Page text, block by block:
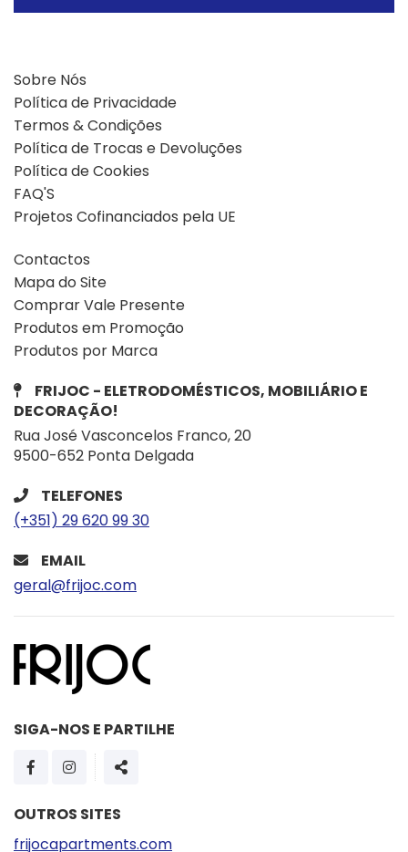
Sobre Nós
Política de Privacidade
Termos & Condições
Política de Trocas e Devoluções
Política de Cookies
FAQ'S
Projetos Cofinanciados pela UE
Contactos
Mapa do Site
Comprar Vale Presente
Produtos em Promoção
Produtos por Marca
FRIJOC - ELETRODOMÉSTICOS, MOBILIÁRIO E
DECORAÇÃO!
Rua José Vasconcelos Franco, 20
9500-652 Ponta Delgada
TELEFONES
(+351) 29 620 99 30
EMAIL
geral@frijoc.com
SIGA-NOS E PARTILHE
PÁGINA DO FACEBOOK
PÁGINA DO INSTAGRAM
SHARE
OUTROS SITES
frijocapartments.com